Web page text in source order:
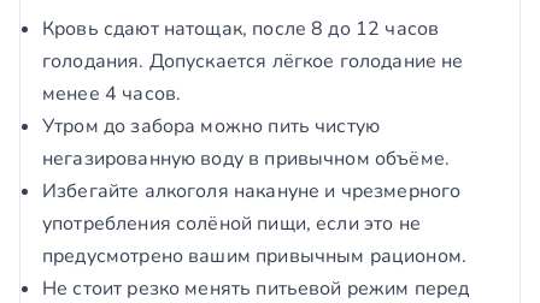
Кровь сдают натощак, после 8 до 12 часов
голодания. Допускается лёгкое голодание не
менее 4 часов.
Утром до забора можно пить чистую
негазированную воду в привычном объёме.
Избегайте алкоголя накануне и чрезмерного
употребления солёной пищи, если это не
предусмотрено вашим привычным рационом.
Не стоит резко менять питьевой режим перед